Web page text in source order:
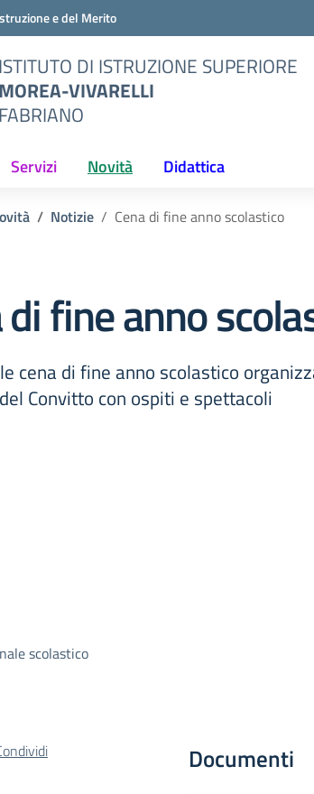
e del Merito
ISTITUTO DI ISTRUZIONE SUPERIORE
MOREA-VIVARELLI
FABRIANO
Servizi Novità Didattica
Notizie Cena di fine anno scolastico
di fine anno
cena di fine anno scolastico
Convitto con ospiti e spettacoli
scolastico
Documenti